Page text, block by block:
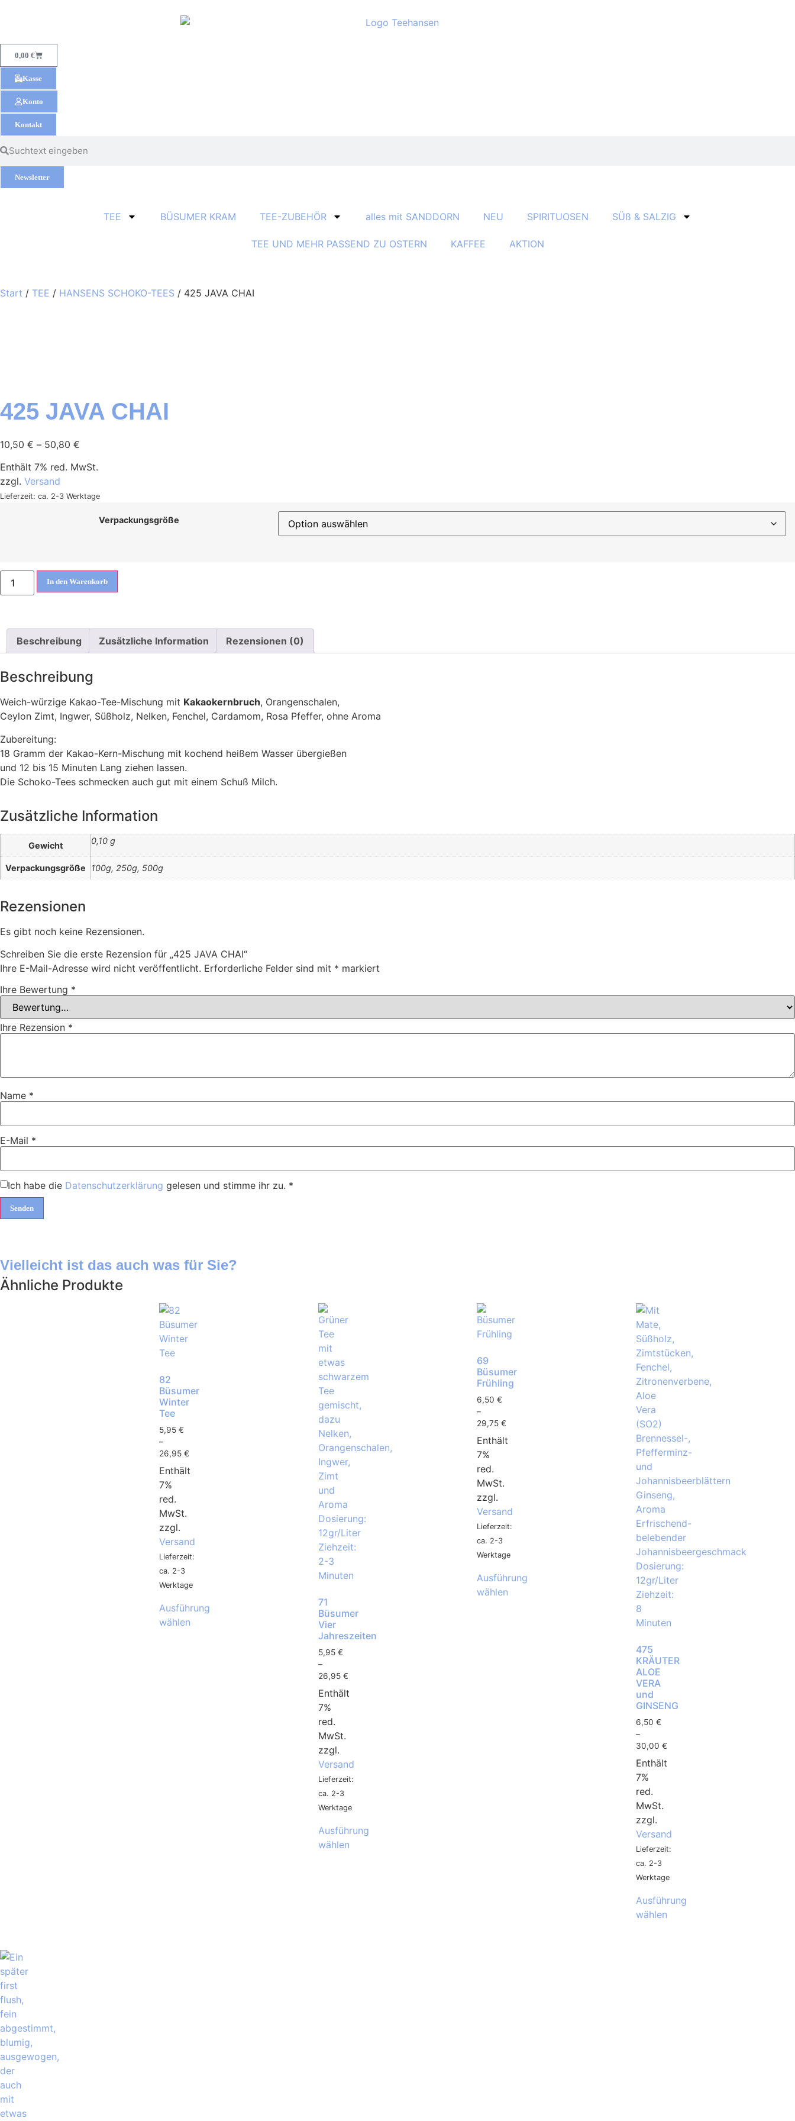
0,00 €
Kasse
Konto
Kontakt
Newsletter
TEE BÜSUMER KRAM TEE-ZUBEHÖR alles mit SANDDORN NEU SPIRITUOSEN SÜß & SALZIG
TEE UND MEHR PASSEND ZU OSTERN KAFFEE AKTION
Start / TEE / HANSENS SCHOKO-TEES / 425 JAVA CHAI
425 JAVA CHAI
10,50 € – 50,80 €
Enthält 7% red. MwSt.
zzgl. Versand
Lieferzeit: ca. 2-3 Werktage
Verpackungsgröße
In den Warenkorb
Beschreibung Zusätzliche Information Rezensionen (0)
Beschreibung
Weich-würzige Kakao-Tee-Mischung mit Kakaokernbruch, Orangenschalen,
Ceylon Zimt, Ingwer, Süßholz, Nelken, Fenchel, Cardamom, Rosa Pfeffer, ohne Aroma
Zubereitung:
18 Gramm der Kakao-Kern-Mischung mit kochend heißem Wasser übergießen
und 12 bis 15 Minuten Lang ziehen lassen.
Die Schoko-Tees schmecken auch gut mit einem Schuß Milch.
Zusätzliche Information
Gewicht 0,10 g
Verpackungsgröße 100g, 250g, 500g
Rezensionen
Es gibt noch keine Rezensionen.
Schreiben Sie die erste Rezension für „425 JAVA CHAI“
Ihre E-Mail-Adresse wird nicht veröffentlicht. Erforderliche Felder sind mit * markiert
Ihre Bewertung *
Ihre Rezension *
Name *
E-Mail *
Ich habe die Datenschutzerklärung gelesen und stimme ihr zu. *
Vielleicht ist das auch was für Sie?
Ähnliche Produkte
82
Büsumer
Winter
Tee
5,95 €
–
26,95 €
Enthält
7%
red.
MwSt.
zzgl.
Versand
Lieferzeit:
ca. 2-3
Werktage
Ausführung
wählen
71
Büsumer
Vier
Jahreszeiten
5,95 €
–
26,95 €
Enthält
7%
red.
MwSt.
zzgl.
Versand
Lieferzeit:
ca. 2-3
Werktage
Ausführung
wählen
69
Büsumer
Frühling
6,50€
–
29,75€
Enthält
7%
red.
MwSt.
zzgl.
Versand
Lieferzeit:
ca. 2-3
Werktage
Ausführung
wählen
475
KRÄUTER
ALOE
VERA
und
GINSENG
6,50€
–
30,00€
Enthält
7%
red.
MwSt.
zzgl.
Versand
Lieferzeit:
ca. 2-3
Werktage
Ausführung
wählen